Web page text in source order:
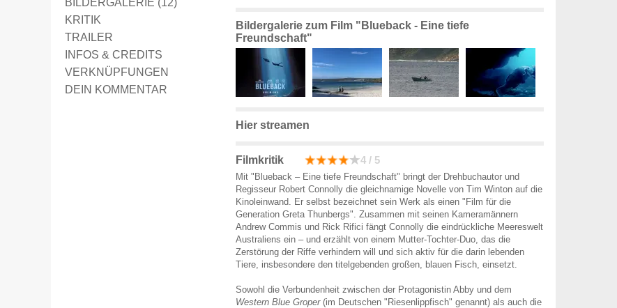
KRITIK
TRAILER
INFOS & CREDITS
VERKNÜPFUNGEN
DEIN KOMMENTAR
Bildergalerie zum Film "Blueback - Eine tiefe
Freundschaft"
Hier streamen
Filmkritik 4 / 5
Mit "Blueback – Eine tiefe Freundschaft" bringt der Drehbuchautor und
Regisseur Robert Connolly die gleichnamige Novelle von Tim Winton auf die
Kinoleinwand. Er selbst bezeichnet sein Werk als einen "Film für die
Generation Greta Thunbergs". Zusammen mit seinen Kameramännern
Andrew Commis und Rick Rifici fängt Connolly die eindrückliche Meereswelt
Australiens ein – und erzählt von einem Mutter-Tochter-Duo, das die
Zerstörung der Riffe verhindern will und sich aktiv für die darin lebenden
Tiere, insbesondere den titelgebenden großen, blauen Fisch, einsetzt.
Sowohl die Verbundenheit zwischen der Protagonistin Abby und dem
Western Blue Groper(im Deutschen "Riesenlippfisch" genannt) als auch die